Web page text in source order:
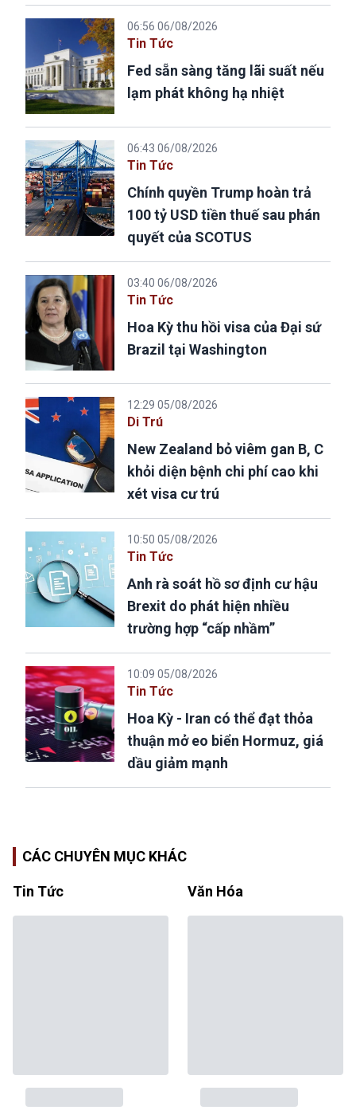
06:56 06/08/2026
Tin Tức
Fed sẵn sàng tăng lãi suất nếu
lạm phát không hạ nhiệt
06:43 06/08/2026
Tin Tức
Chính quyền Trump hoàn trả
100 tỷ USD tiền thuế sau phán
quyết của SCOTUS
03:40 06/08/2026
Tin Tức
Hoa Kỳ thu hồi visa của Đại sứ
Brazil tại Washington
12:29 05/08/2026
Di Trú
New Zealand bỏ viêm gan B, C
khỏi diện bệnh chi phí cao khi
xét visa cư trú
10:50 05/08/2026
Tin Tức
Anh rà soát hồ sơ định cư hậu
Brexit do phát hiện nhiều
trường hợp “cấp nhầm”
10:09 05/08/2026
Tin Tức
Hoa Kỳ - Iran có thể đạt thỏa
thuận mở eo biển Hormuz, giá
dầu giảm mạnh
CÁC CHUYÊN MỤC KHÁC
Tin Tức Văn Hóa